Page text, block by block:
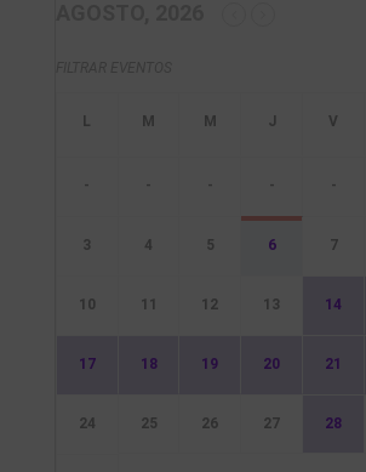
- - - - -
3 4 5 6 7
10 11 12 13 14
17 18 19 20 21
24 25 26 27 28